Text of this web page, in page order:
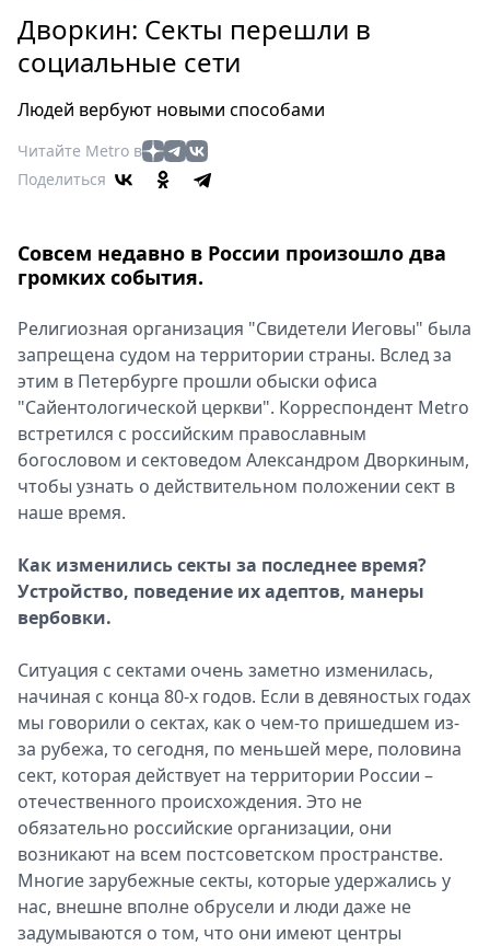
Россия
Мир
Еда
Туризм
Мода
Кино
Афиша
Выставки
Пресс-
релизы
О
Metro
Стримы
Спецпроекты
Выборы
2026
Скачай
Дворкин: Секты перешли в
социальные сети
Людей вербуют новыми способами
Читайте Metro в
Поделиться
Совсем недавно в России произошло два
громких события.
Религиозная организация "Свидетели Иеговы" была
запрещена судом на территории страны. Вслед за
этим в Петербурге прошли обыски офиса
"Сайентологической церкви". Корреспондент Metro
встретился с российским православным
богословом и сектоведом Александром Дворкиным,
чтобы узнать о действительном положении сект в
наше время.
Как изменились секты за последнее время?
Устройство, поведение их адептов, манеры
вербовки.
Ситуация с сектами очень заметно изменилась,
начиная с конца 80-х годов. Если в девяностых годах
мы говорили о сектах, как о чем-то пришедшем из-
за рубежа, то сегодня, по меньшей мере, половина
сект, которая действует на территории России –
отечественного происхождения. Это не
обязательно российские организации, они
возникают на всем постсоветском пространстве.
Многие зарубежные секты, которые удержались у
нас, внешне вполне обрусели и люди даже не
задумываются о том, что они имеют центры